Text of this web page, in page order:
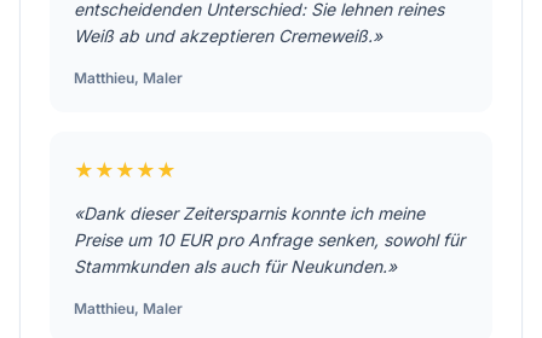
entscheidenden Unterschied: Sie lehnen reines
Weiß ab und akzeptieren Cremeweiß.»
Matthieu, Maler
★★★★★
«Dank dieser Zeitersparnis konnte ich meine
Preise um 10 EUR pro Anfrage senken, sowohl für
Stammkunden als auch für Neukunden.»
Matthieu, Maler